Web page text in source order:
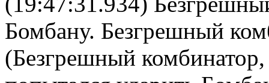
Бомбану. Безгрешный
(Безгрешный